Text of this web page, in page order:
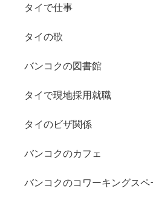
タイで仕事
タイの歌
バンコクの図書館
タイで現地採用就職
タイのビザ関係
バンコクのカフェ
バンコクのコワーキングスペ